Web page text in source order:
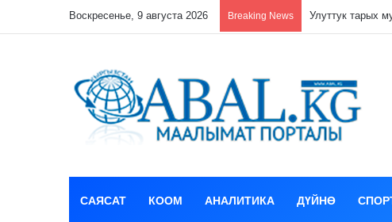
Воскресенье, 9 августа 2026 Breaking News Кулпунай
САЯСАТ КООМ АНАЛИТИКА ДҮЙНӨ